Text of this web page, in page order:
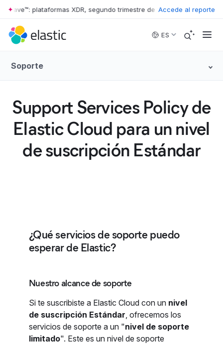
Skip to main content
Wave™: plataformas XDR, segundo trimestre de 2026 • The Forrester
Accede al reporte
ES
Soporte
Support Services Policy de
Elastic Cloud para un nivel
de suscripción Estándar
¿Qué servicios de soporte puedo
esperar de Elastic?
Nuestro alcance de soporte
Si te suscribiste a Elastic Cloud con un nivel
de suscripción Estándar, ofrecemos los
servicios de soporte a un "nivel de soporte
limitado". Este es un nivel de soporte